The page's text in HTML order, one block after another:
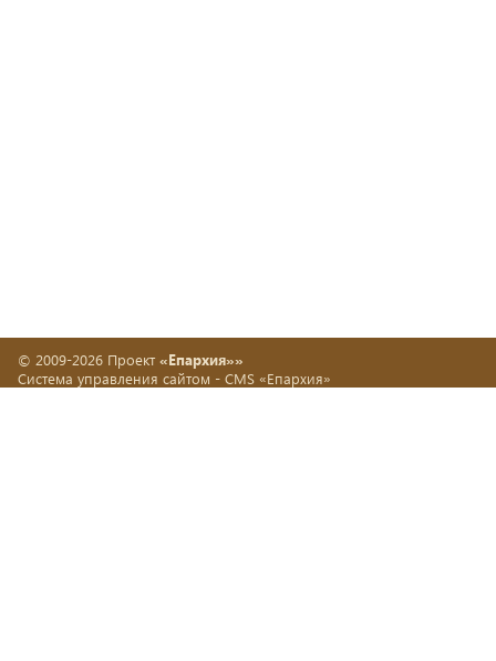
© 2009-2026 Проект «Епархия»»
Система управления сайтом - CMS «Епархия»